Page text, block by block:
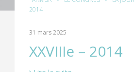
2014
31 mars 2025
XXVIIIe – 2014